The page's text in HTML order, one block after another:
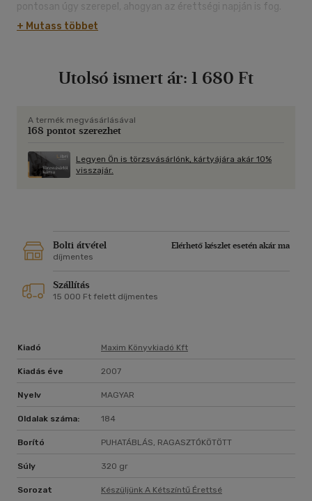
pontosan úgy szerepel, ahogyan az érettségi napján is fog.
Gyakorló, az érettségi rendszerét és követelményeit
pontosan ismerő középiskolai tanárok, multiplikátorok
informatikából, kémiából, matematikából, magyar nyelv és
feladatsorok mellett szóbeli vizsgafeladatokat is
tartalmaznak, a nyelvi feladatsorok hanganyaga pedig a CD-
+ Mutass többet
Utolsó ismert ár: 1 680 Ft
A termék megvásárlásával
168 pontot szerezhet
Legyen Ön is törzsvásárlónk, kártyájára akár 10%
visszajár.
Bolti átvétel
Elérhető készlet esetén akár ma
díjmentes
Szállítás
15 000 Ft felett díjmentes
Kiadó Maxim Könyvkiadó Kft
Kiadás éve 2007
Nyelv MAGYAR
Oldalak száma: 184
Borító PUHATÁBLÁS, RAGASZTÓKÖTÖTT
Súly 320 gr
Sorozat Készüljünk A Kétszíntű Érettsé